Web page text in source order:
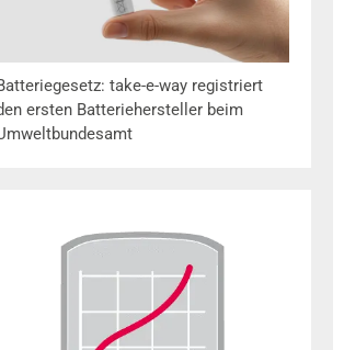
take-e-way registriert
ersten Batteriehersteller beim